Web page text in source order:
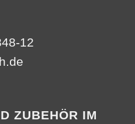
12
ZUBEHÖR IM